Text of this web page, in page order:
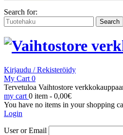
Search for:
Kirjaudu / Rekisteröidy
My Cart 0
Tervetuloa Vaihtostore
my cart 0 item - 0,00€
You have no items in your shopping
Login
User or Email